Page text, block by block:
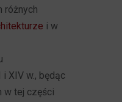
różnych
i w
i XIV w., będąc
w tej części